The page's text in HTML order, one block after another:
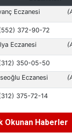
Okunan Haberler